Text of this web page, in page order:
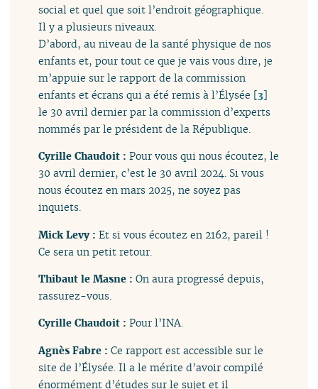
social et quel que soit l’endroit géographique.
Il y a plusieurs niveaux.
D’abord, au niveau de la santé physique de nos
enfants et, pour tout ce que je vais vous dire, je
m’appuie sur le rapport de la commission
enfants et écrans qui a été remis à l’Élysée [3]
le 30 avril dernier par la commission d’experts
nommés par le président de la République.
Cyrille Chaudoit :Pour vous qui nous écoutez, le
30 avril dernier, c’est le 30 avril 2024. Si vous
nous écoutez en mars 2025, ne soyez pas
inquiets.
Mick Levy :Et si vous écoutez en 2162, pareil !
Ce sera un petit retour.
Thibaut le Masne :On aura progressé depuis,
rassurez-vous.
Cyrille Chaudoit :Pour l’INA.
Agnès Fabre :Ce rapport est accessible sur le
site de l’Élysée. Il a le mérite d’avoir compilé
énormément d’études sur le sujet et il